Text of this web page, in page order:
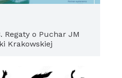
Regaty o Puchar JM
Krakowskiej